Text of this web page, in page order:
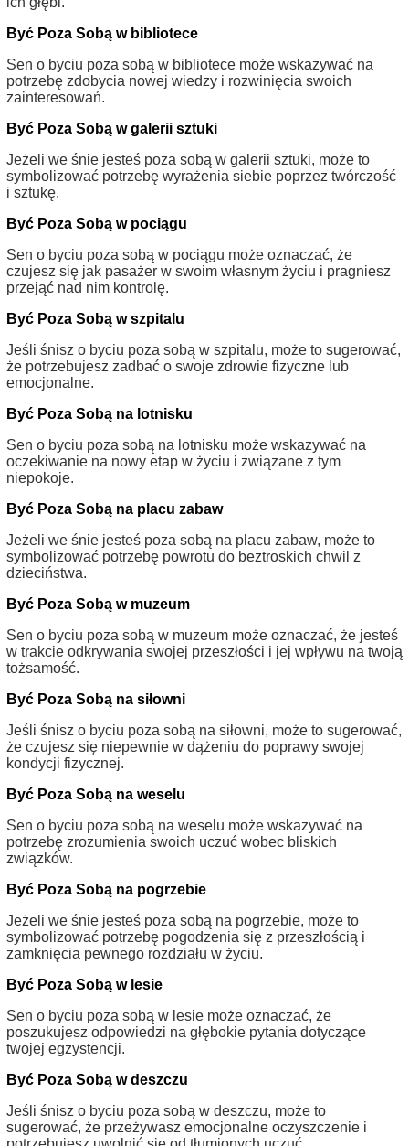
Być Poza Sobą w bibliotece
Sen o byciu poza sobą w bibliotece może wskazywać na
potrzebę zdobycia nowej wiedzy i rozwinięcia swoich
zainteresowań.
Być Poza Sobą w galerii sztuki
Jeżeli we śnie jesteś poza sobą w galerii sztuki, może to
symbolizować potrzebę wyrażenia siebie poprzez twórczość
i sztukę.
Być Poza Sobą w pociągu
Sen o byciu poza sobą w pociągu może oznaczać, że
czujesz się jak pasażer w swoim własnym życiu i pragniesz
przejąć nad nim kontrolę.
Być Poza Sobą w szpitalu
Jeśli śnisz o byciu poza sobą w szpitalu, może to sugerować,
że potrzebujesz zadbać o swoje zdrowie fizyczne lub
emocjonalne.
Być Poza Sobą na lotnisku
Sen o byciu poza sobą na lotnisku może wskazywać na
oczekiwanie na nowy etap w życiu i związane z tym
niepokoje.
Być Poza Sobą na placu zabaw
Jeżeli we śnie jesteś poza sobą na placu zabaw, może to
symbolizować potrzebę powrotu do beztroskich chwil z
dzieciństwa.
Być Poza Sobą w muzeum
Sen o byciu poza sobą w muzeum może oznaczać, że jesteś
w trakcie odkrywania swojej przeszłości i jej wpływu na twoją
tożsamość.
Być Poza Sobą na siłowni
Jeśli śnisz o byciu poza sobą na siłowni, może to sugerować,
że czujesz się niepewnie w dążeniu do poprawy swojej
kondycji fizycznej.
Być Poza Sobą na weselu
Sen o byciu poza sobą na weselu może wskazywać na
potrzebę zrozumienia swoich uczuć wobec bliskich
związków.
Być Poza Sobą na pogrzebie
Jeżeli we śnie jesteś poza sobą na pogrzebie, może to
symbolizować potrzebę pogodzenia się z przeszłością i
zamknięcia pewnego rozdziału w życiu.
Być Poza Sobą w lesie
Sen o byciu poza sobą w lesie może oznaczać, że
poszukujesz odpowiedzi na głębokie pytania dotyczące
twojej egzystencji.
Być Poza Sobą w deszczu
Jeśli śnisz o byciu poza sobą w deszczu, może to
sugerować, że przeżywasz emocjonalne oczyszczenie i